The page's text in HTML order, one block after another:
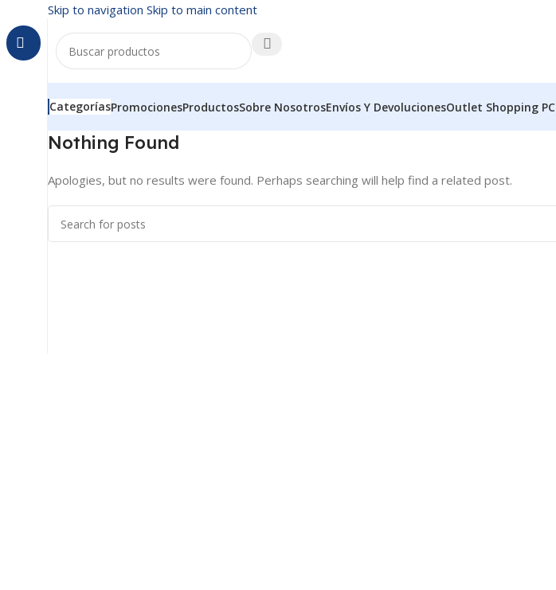
Skip to navigation Skip to main content
CategoríasPromocionesProductosSobre NosotrosEnvíos Y DevolucionesOutlet Shopping PC
Nothing Found
Apologies, but no results were found. Perhaps searching will help find a related post.